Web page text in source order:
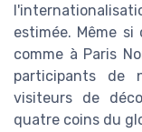
estimée. Même
comme à Paris
participants de
visiteurs de
quatre coins du